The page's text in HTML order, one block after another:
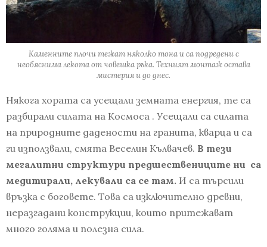
Каменните плочи тежат няколко тона и са подредени с
необяснима лекота от човешка ръка. Техният монтаж остава
мистерия и до днес.
Някога хората са усещали земната енергия, те са
разбирали силата на Космоса . Усещали са силата
на природните дадености на гранита, кварца и са
ги използвали, смята Веселин Кълвачев. В тези
мегалитни структури предшествениците ни са
медитирали, лекували са се там. И са търсили
връзка с боговете. Това са изключително древни,
неразгадани конструкции, които притежават
много голяма и полезна сила.